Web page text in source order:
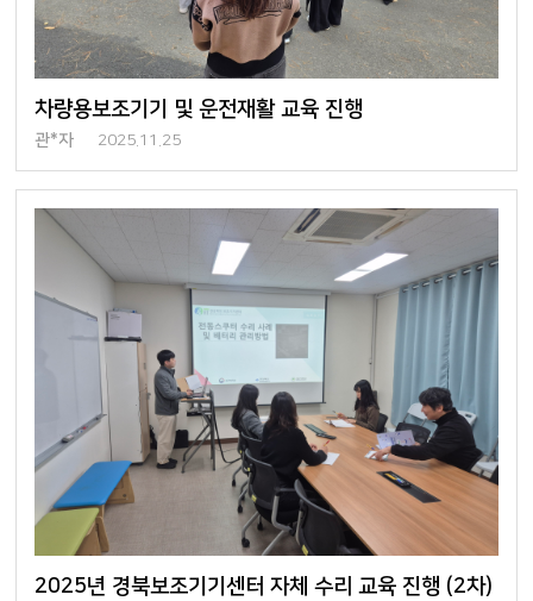
차량용보조기기 및 운전재활 교육 진행
관*자 2025.11.25
2025년 경북보조기기센터 자체 수리 교육 진행 (2차)